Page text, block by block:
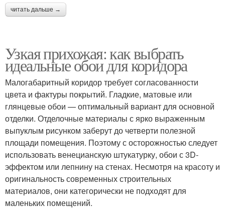
читать дальше →
Узкая прихожая: как выбрать
идеальные обои для коридора
Малогабаритный коридор требует согласованности
цвета и фактуры покрытий. Гладкие, матовые или
глянцевые обои — оптимальный вариант для основной
отделки. Отделочные материалы с ярко выраженным
выпуклым рисунком заберут до четверти полезной
площади помещения. Поэтому с осторожностью следует
использовать венецианскую штукатурку, обои с 3D-
эффектом или лепнину на стенах. Несмотря на красоту и
оригинальность современных строительных
материалов, они категорически не подходят для
маленьких помещений.